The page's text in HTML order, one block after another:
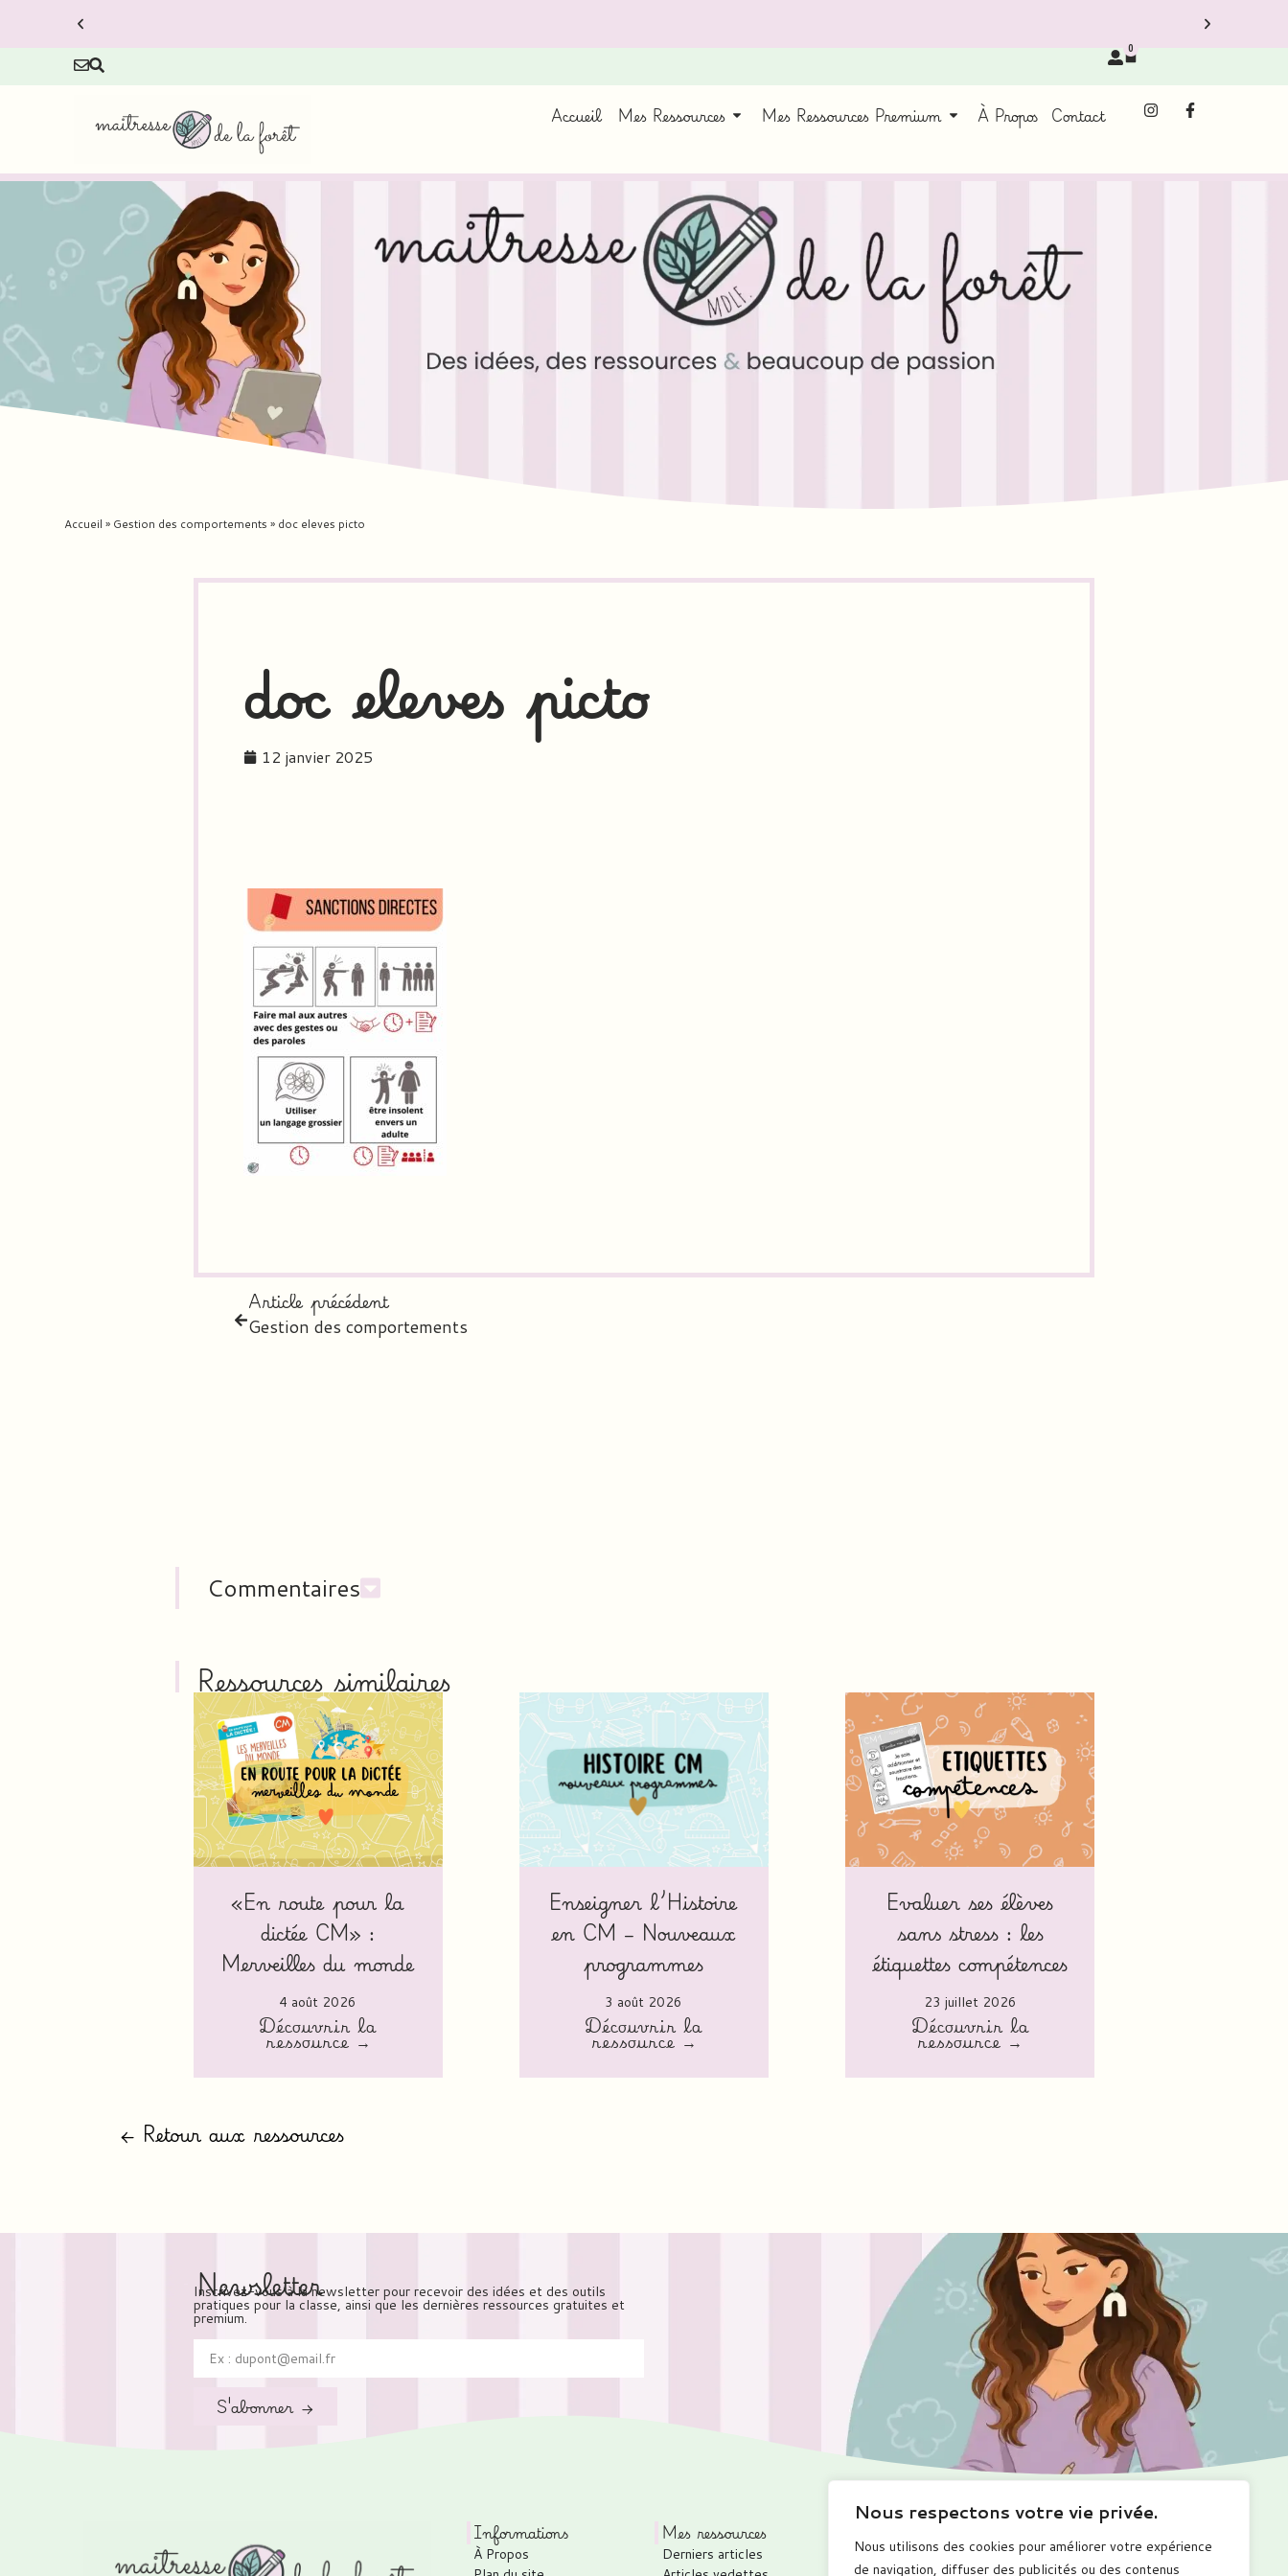
Nous respectons votre vie privée.
Nous utilisons des cookies pour améliorer votre expérience
de navigation, diffuser des publicités ou des contenus
0
Accueil Mes Ressources Mes Ressources Premium À Propos Contact
Accueil » Gestion des comportements » doc eleves picto
doc eleves picto
12 janvier 2025
Article précédent
Gestion des comportements
Commentaires
Ressources similaires
«En route pour la
dictée CM» :
Merveilles du monde
4 août 2026
Découvrir la
ressource →
Enseigner l’Histoire
en CM – Nouveaux
programmes
3 août 2026
Découvrir la
ressource →
Evaluer ses élèves
sans stress : les
étiquettes compétences
23 juillet 2026
Découvrir la
ressource →
← Retour aux ressources
Newsletter
Inscrivez-vous à la newsletter pour recevoir des idées et des outils
pratiques pour la classe, ainsi que les dernières ressources gratuites et
premium.
S'abonner →
Informations
À Propos
Mes ressources
Derniers articles
Promotions